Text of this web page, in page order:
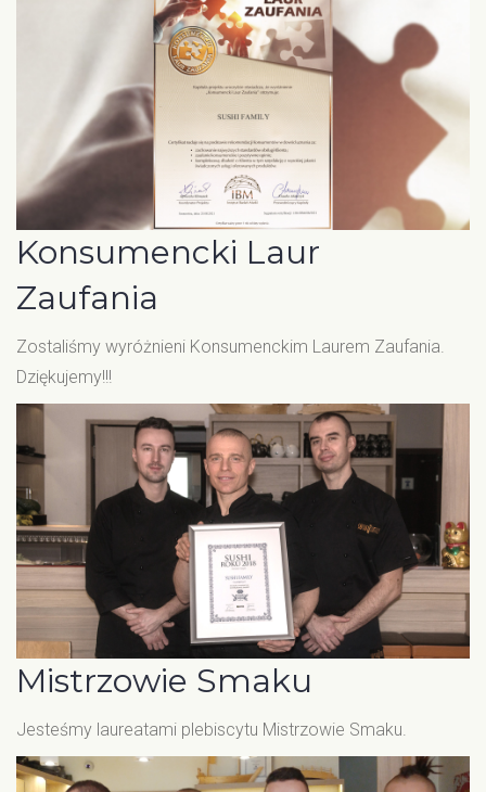
Konsumencki Laur
Zaufania
Zostaliśmy wyróżnieni Konsumenckim Laurem Zaufania.
Dziękujemy!!!
Mistrzowie Smaku
Jesteśmy laureatami plebiscytu Mistrzowie Smaku.